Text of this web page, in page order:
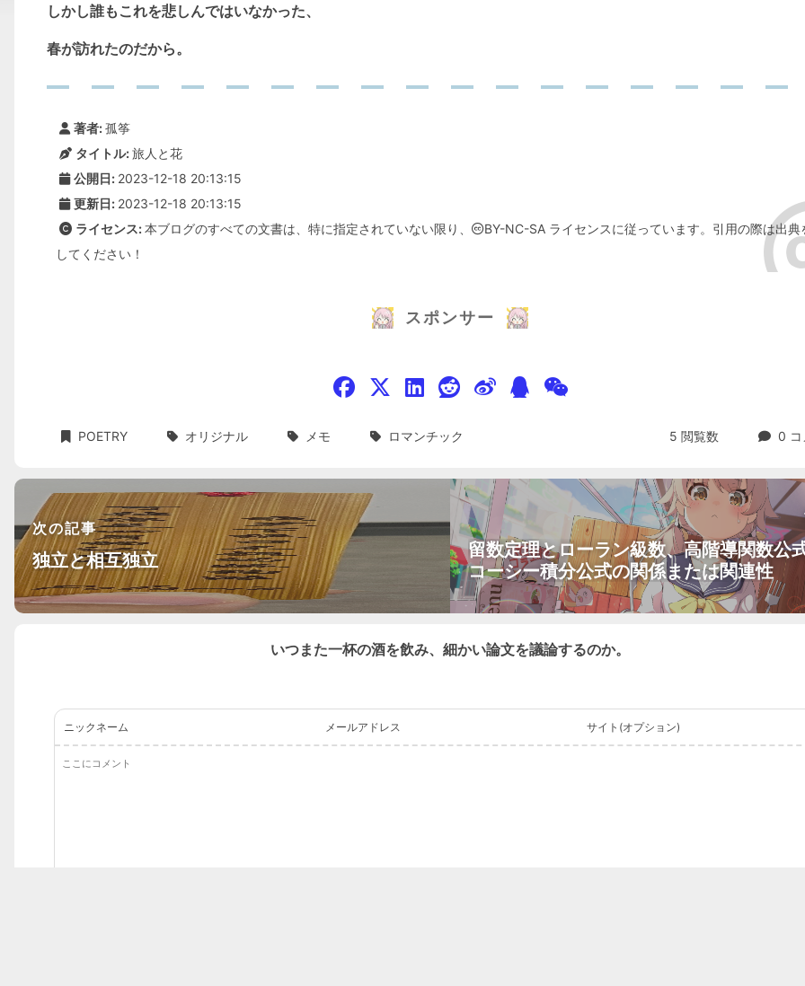
しかし誰もこれを悲しんではいなかった、
春が訪れたのだから。
著者:孤筝
タイトル:旅人と花
公開日: 2023-12-18 20:13:15
更新日: 2023-12-18 20:13:15
ライセンス:本ブログのすべての文書は、特に指定されていない限り、 BY-NC-SA ライセンスに従っています。引用の際は出典
してください！
スポンサー
0
5 閲覧数
POETRY オリジナル メモ ロマンチック
次の記事
独立と相互独立
留数定理とローラン級数、高階導関数公
コーシー積分公式の関係または関連性
いつまた一杯の酒を飲み、細かい論文を議論するのか。
ニックネーム メールアドレス サイト(オプション)